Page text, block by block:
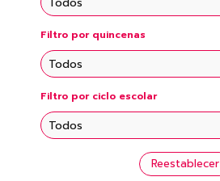
Filtro por quincenas
Filtro por ciclo escolar
Reestablecer